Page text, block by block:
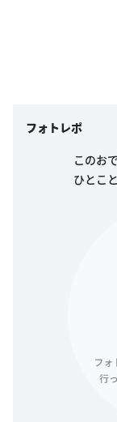
フォトレポ
このお
ひとこ